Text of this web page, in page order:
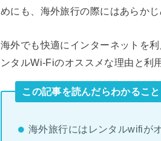
めにも、海外旅行の際にはあらか
海外でも快適にインターネットを
ンタルWi-Fiのオススメな理由と利
この記事を読んだらわかること
海外旅行にはレンタルwifiが